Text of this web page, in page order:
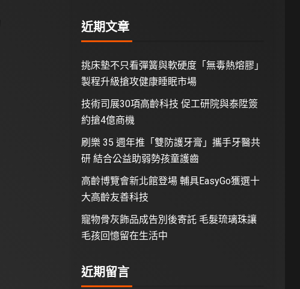
近期文章
挑床墊不只看彈簧與軟硬度「無毒熱熔膠」
製程升級搶攻健康睡眠市場
技術司展30項高齡科技 促工研院與泰陞簽
約搶4億商機
刷樂 35 週年推「雙防護牙膏」攜手牙醫共
研 結合公益助弱勢孩童護齒
高齡博覽會新北館登場 輔具EasyGo獲選十
大高齡友善科技
寵物骨灰飾品成告別後寄託 毛髮琉璃珠讓
毛孩回憶留在生活中
近期留言